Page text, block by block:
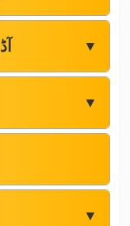
▼
▼
▼